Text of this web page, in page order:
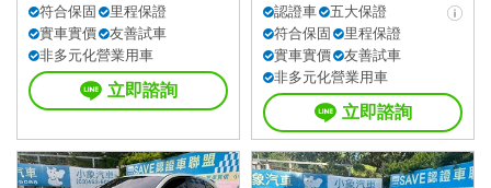
符合保固
里程保證
實車實價
友善試車
非多元化營業用車
立即諮詢
認證車
五大保證
符合保固
里程保證
實車實價
友善試車
非多元化營業用車
立即諮詢